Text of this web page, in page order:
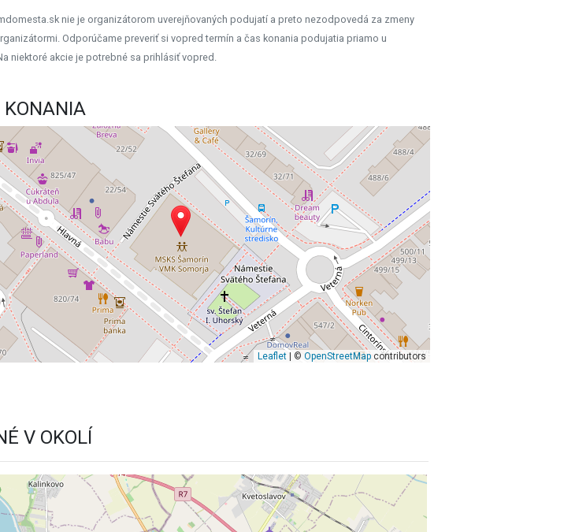
nie je organizátorom uverejňovaných podujatí a preto nezodpovedá za zmeny
Odporúčame preveriť si vopred termín a čas konania podujatia priamo u
niektoré akcie je potrebné sa prihlásiť vopred.
KONANIA
Leaflet| © OpenStreetMapcontributors
V OKOLÍ